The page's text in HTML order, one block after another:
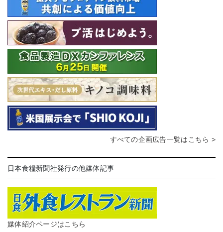
すべての企画広告一覧はこちら >
日本食糧新聞社発行の他媒体記事
媒体紹介ページはこちら